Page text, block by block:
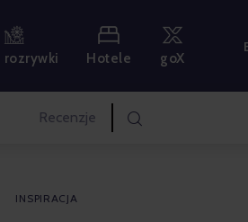
rozrywki Hotele goX
Recenzje
INSPIRACJA